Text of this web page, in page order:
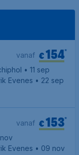
€154*
vanaf
• 11 sep
Evenes • 22 sep
€153*
vanaf
Evenes • 09 nov